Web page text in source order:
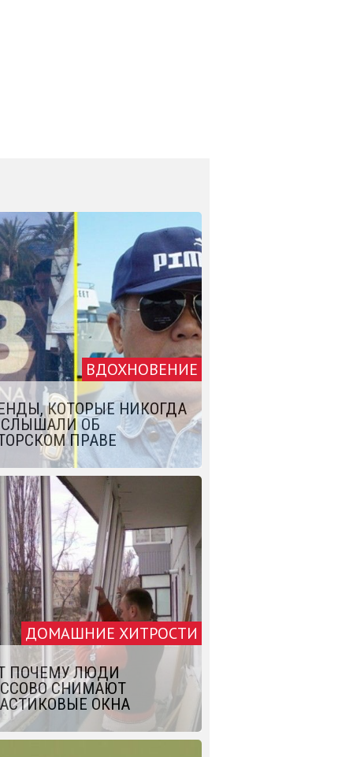
ВДОХНОВЕНИЕ
КОТОРЫЕ НИКОГДА
СЛЫШАЛИ ОБ
ПРАВЕ
ДОМАШНИЕ ХИТРОСТИ
ПОЧЕМУ ЛЮДИ
СНИМАЮТ
ОКНА